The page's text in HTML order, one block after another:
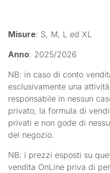
Misure: S, M, L ed XL
Anno: 2025/2026
NB: in caso di conto
esclusivamente una
responsabile in nessun
privato, la formula di
privati e non gode di
del negozio.
NB: i prezzi esposti su
vendita OnLine priva di